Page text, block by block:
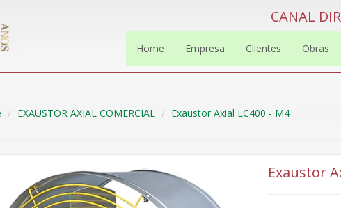
CANAL
Home Empresa Clientes Obras
EXAUSTOR AXIAL COMERCIAL Exaustor Axial LC400 - M4
Exaustor